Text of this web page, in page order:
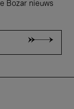
Bozar nieuws